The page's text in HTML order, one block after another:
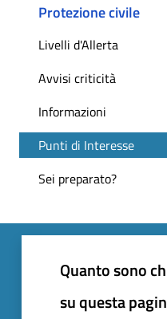
Protezione civile
Livelli d'Allerta
Avvisi criticità
Informazioni
Punti di Interesse
Sei preparato?
Quanto sono
su questa